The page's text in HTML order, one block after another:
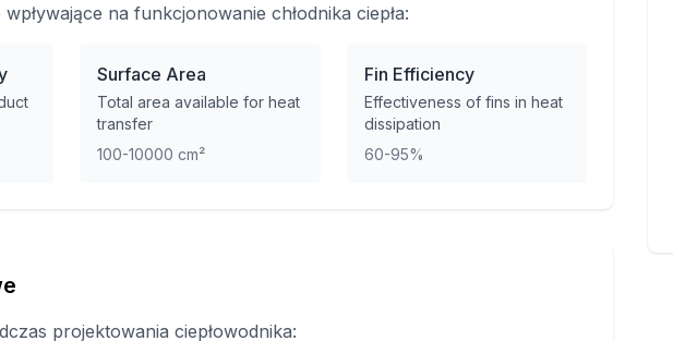
na funkcjonowanie chłodnika ciepła:
Surface Area
Total area available for heat
transfer
100-10000 cm²
Fin Efficiency
Effectiveness of fins in heat
dissipation
60-95%
projektowania ciepłowodnika: